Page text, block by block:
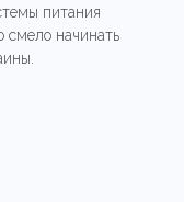
питания
смело начинать